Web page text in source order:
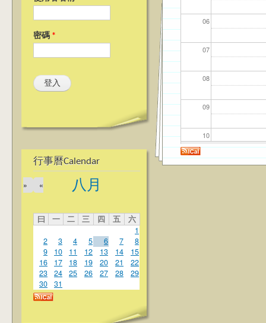
密碼 *
行事曆Calendar
八月
«
»
曰 一 二 三 四 五
六
1
2
3 4 5 6 7
8
9
10 11 12 13 14
15
16
17 18 19 20 21
22
23
24 25 26 27 28
29
30
31
06
07
08
09
10
11